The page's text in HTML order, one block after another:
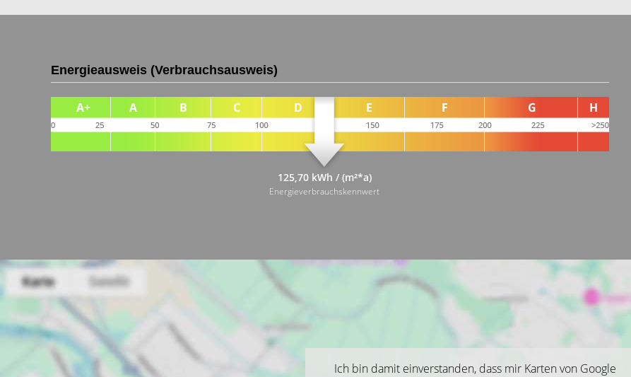
Energieausweis (Verbrauchsausweis)
125,70 kWh / (m²*a)
Energieverbrauchskennwert
Ich bin damit einverstanden, dass mir Karten von Google